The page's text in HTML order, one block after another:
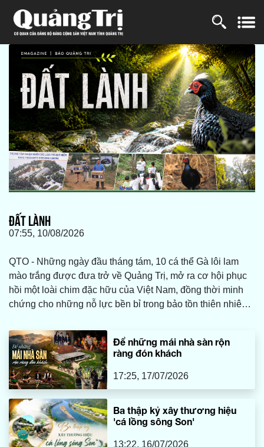
ĐẤT LÀNH
07:55, 10/08/2026
QTO - Những ngày đầu tháng tám, 10 cá thể Gà lôi lam
mào trắng được đưa trở về Quảng Trị, mở ra cơ hội phục
hồi một loài chim đặc hữu của Việt Nam, đồng thời minh
chứng cho những nỗ lực bền bỉ trong bảo tồn thiên nhiên
cho thấy rừng Quảng Trị đang trở thành vùng đất lành, đủ
an toàn để sẵn sàng đón “báu vật của đại ngàn” trở lại.
Để những mái nhà sàn rộn
ràng đón khách
17:25, 17/07/2026
Ba thập kỷ xây thương hiệu
'cá lồng sông Son'
13:22, 16/07/2026